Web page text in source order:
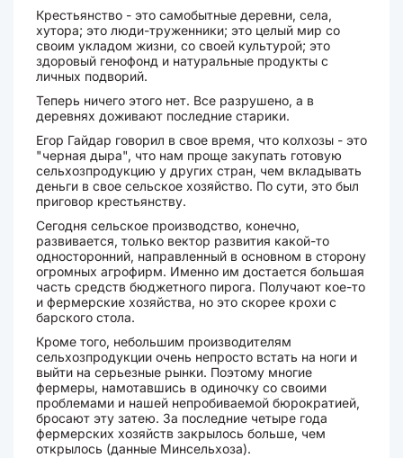
Крестьянство - это самобытные деревни, села,
хутора; это люди-труженники; это целый мир со
своим укладом жизни, со своей культурой; это
здоровый генофонд и натуральные продукты с
личных подворий.
Теперь ничего этого нет. Все разрушено, а в
деревнях доживают последние старики.
Егор Гайдар говорил в свое время, что колхозы - это
"черная дыра", что нам проще закупать готовую
сельхозпродукцию у других стран, чем вкладывать
деньги в свое сельское хозяйство. По сути, это был
приговор крестьянству.
Сегодня сельское производство, конечно,
развивается, только вектор развития какой-то
односторонний, направленный в основном в сторону
огромных агрофирм. Именно им достается большая
часть средств бюджетного пирога. Получают кое-то
и фермерские хозяйства, но это скорее крохи с
барского стола.
Кроме того, небольшим производителям
сельхозпродукции очень непросто встать на ноги и
выйти на серьезные рынки. Поэтому многие
фермеры, намотавшись в одиночку со своими
проблемами и нашей непробиваемой бюрократией,
бросают эту затею. За последние четыре года
фермерских хозяйств закрылось больше, чем
открылось (данные Минсельхоза).